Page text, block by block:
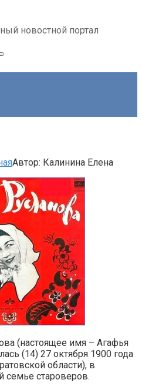
новостной портал
Автор: Калинина Елена
(настоящее имя – Агафья
(14) 27 октября 1900 года
области), в
семье староверов.